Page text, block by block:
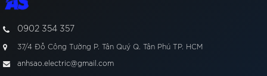
0902 354 357
37/4 Đỗ Công Tường P. Tân Quý Q. Tân Phú TP. HCM
anhsao.electric@gmail.com